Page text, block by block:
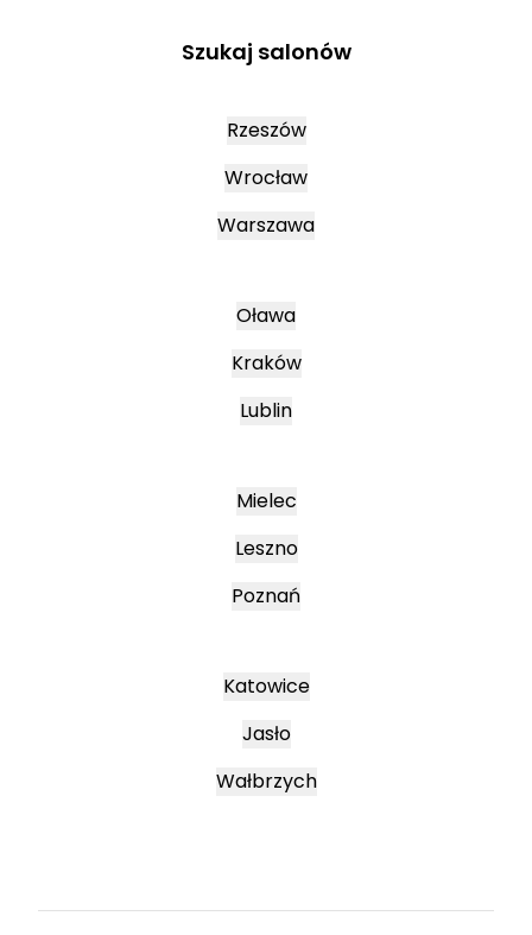
Szukaj salonów
Rzeszów
Wrocław
Warszawa
Oława
Kraków
Lublin
Mielec
Leszno
Poznań
Katowice
Jasło
Wałbrzych